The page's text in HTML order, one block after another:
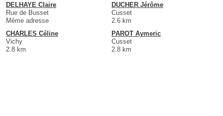
DELHAYE Claire
Rue de Busset
Même adresse
DUCHER Jérôme
Cusset
2.6 km
CHARLES Céline
Vichy
2.8 km
PAROT Aymeric
Cusset
2.8 km